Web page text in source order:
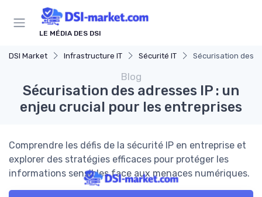
LE MÉDIA DES DSI
DSI Market Infrastructure IT Sécurité IT Sécurisation des
Blog
Sécurisation des adresses IP : un
enjeu crucial pour les entreprises
Comprendre les défis de la sécurité IP en entreprise et
explorer des stratégies efficaces pour protéger les
informations sensibles face aux menaces numériques.
Panneau de gestion des cookies